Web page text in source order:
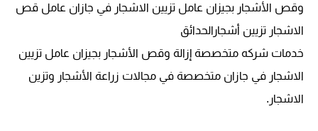
وقص الأشجار بجيزان عامل تزيين الاشجار في جازان عامل قص
الاشجار تزيين أشجارالحدائق
خدمات شركه متخصصة إزالة وقص الأشجار بجيزان عامل تزيين
الاشجار في جازان متخصصة في مجالات زراعة الأشجار وتزين
الاشجار.